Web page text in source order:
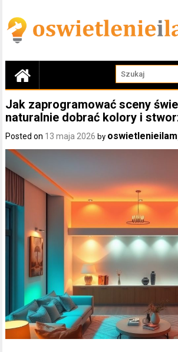
content
Jak zaprogramować sceny
naturalnie dobrać kolory i
Posted on 13 maja 2026 by